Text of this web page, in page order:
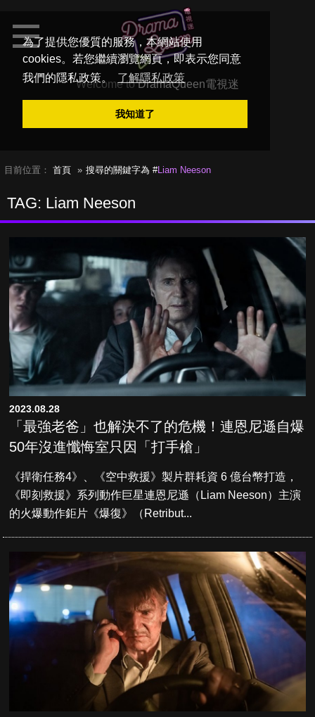
為了提供您優質的服務，本網站使用
cookies。若您繼續瀏覽網頁，即表示您同意
我們的隱私政策。
了解隱私政策
我知道了
Welcome toDramaQueen電視迷
目前位置： 首頁 搜尋的關鍵字為 #Liam Neeson
TAG: Liam Neeson
2023.08.28
「最強老爸」也解決不了的危機！連恩尼遜自爆
50年沒進懺悔室只因「打手槍」
《捍衛任務4》、《空中救援》製片群耗資 6 億台幣打造，
《即刻救援》系列動作巨星連恩尼遜（Liam Neeson）主演
的火爆動作鉅片《爆復》（Retribut...